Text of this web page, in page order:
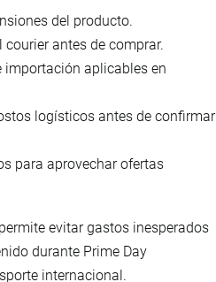
del producto.
antes de comprar.
importación aplicables en
logísticos antes de confirmar
para aprovechar ofertas
evitar gastos inesperados
durante Prime Day
internacional.